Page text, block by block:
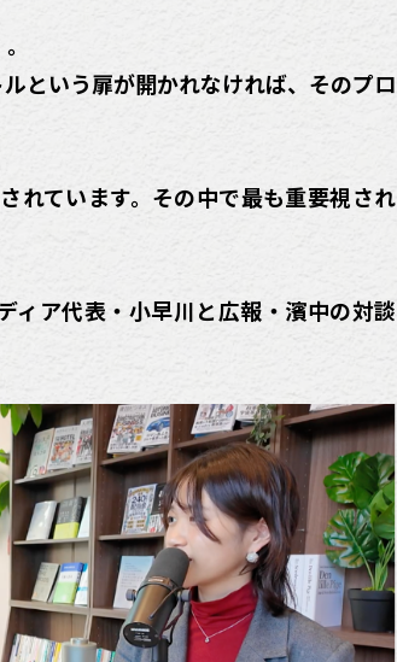
という扉が開かれなければ、そのプロ
れています。その中で最も重要視され
ア代表・小早川と広報・濱中の対談